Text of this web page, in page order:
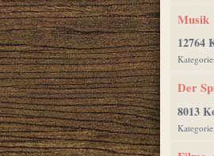
Musik
12764
Kategorie:
Der
8013
Kategorie: